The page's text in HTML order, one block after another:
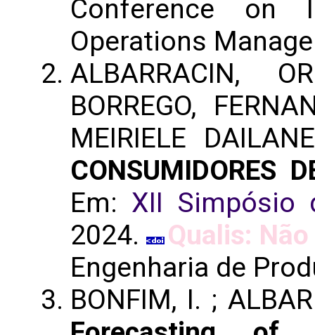
Conference on
Operations
ALBARRACIN,
BORREGO,
MEIRIELE
CONSUMIDORES
Em: XII Simpósio
2024.
Qualis:
Engenharia de
BONFIM, I. ;